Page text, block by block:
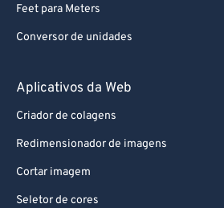
Feet para Meters
Conversor de unidades
Aplicativos da Web
Criador de colagens
Redimensionador de imagens
Cortar imagem
Seletor de cores